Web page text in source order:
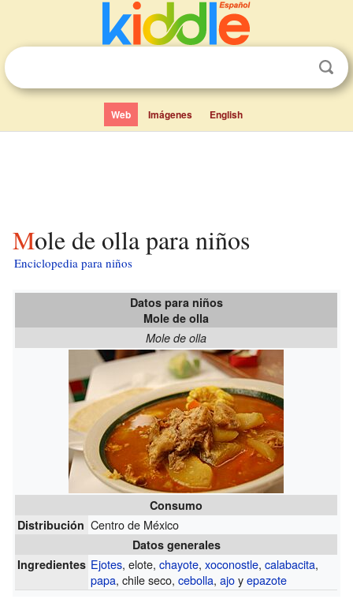
Web Imágenes English
Mole de olla para niños
Enciclopedia para niños
Datos para niños
Mole de olla
Mole de olla
Consumo
Distribución Centro de México
Datos generales
Ingredientes Ejotes, elote,chayote,xoconostle,calabacita,
papa, chile seco,cebolla,ajoyepazote